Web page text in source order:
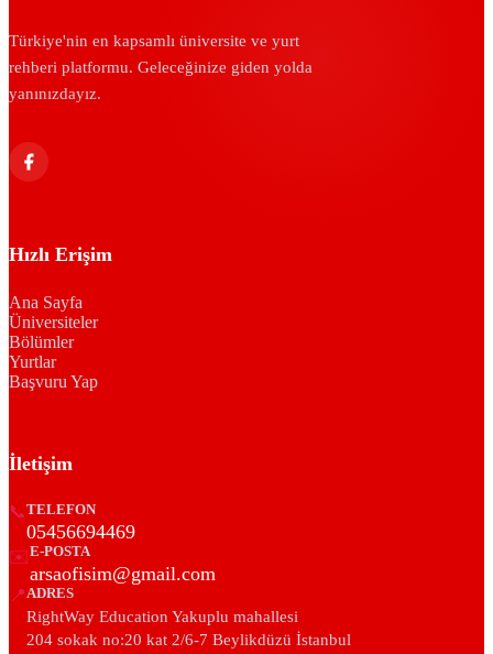
Türkiye'nin en kapsamlı üniversite ve yurt
rehberi platformu. Geleceğinize giden yolda
yanınızdayız.
Hızlı Erişim
Ana Sayfa
Üniversiteler
Bölümler
Yurtlar
Başvuru Yap
İletişim
📞TELEFON
05456694469
✉️E-POSTA
arsaofisim@gmail.com
📍ADRES
RightWay Education Yakuplu mahallesi
204 sokak no:20 kat 2/6-7 Beylikdüzü İstanbul